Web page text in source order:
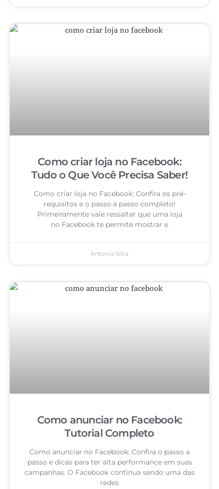
Como criar loja no Facebook:
Tudo o Que Você Precisa Saber!
Como criar loja no Facebook: Confira os pré-
requisitos e o passo a passo completo!
Primeiramente vale ressaltar que uma loja
no Facebook te permite mostrar e
Antonia Silva
Como anunciar no Facebook:
Tutorial Completo
Como anunciar no Facebook: Confira o passo a
passo e dicas para ter alta performance em suas
campanhas. O Facebook continua sendo uma das
redes